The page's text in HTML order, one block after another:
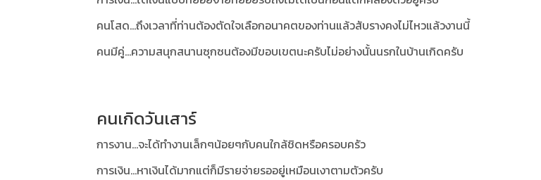
คนโสด...ถึงเวลาที่ท่านต้องตัดใจเลือกอนาคตของท่านแล้วสับรางคงไม่ไหวแล้วงานนี้
คนมีคู่...ความสนุกสนานซุกซนต้องมีขอบเขตนะครับไม่อย่างนั้นนรกในบ้านเกิดครับ
คนเกิดวันเสาร์
การงาน...จะได้ทำงานเล็กๆน้อยๆกับคนใกล้ชิดหรือครอบครัว
การเงิน...หาเงินได้มากแต่ก็มีรายจ่ายรออยู่เหมือนเงาตามตัวครับ